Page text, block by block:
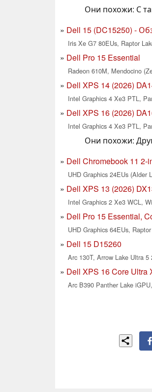
Они похожи: С
Dell 15 (DC15250) -
Iris Xe G7 80EUs, Raptor
Dell Pro 15 Essential
Radeon 610M, Mendocino
Dell XPS 14 (2026)
Intel Graphics 4 Xe3 PTL,
Dell XPS 16 (2026)
Intel Graphics 4 Xe3 PTL,
Они похожи:
Dell Chromebook 11
UHD Graphics 24EUs (Alder
Dell XPS 13 (2026)
Intel Graphics 2 Xe3 WCL,
Dell Pro 15 Essential,
UHD Graphics 64EUs,
Dell 15 D15260
Arc 130T, Arrow Lake Ultra
Dell XPS 16 Core Ultra
Arc B390 Panther Lake